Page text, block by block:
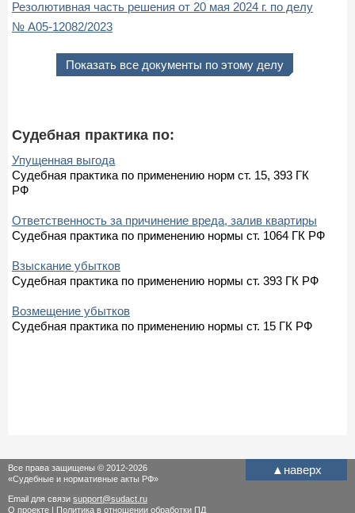
Резолютивная часть решения от 20 мая 2024 г. по делу
№ А05-12082/2023
Показать все документы по этому делу
Судебная практика по:
Упущенная выгода
Судебная практика по применению норм ст. 15, 393 ГК
РФ
Ответственность за причинение вреда, залив квартиры
Судебная практика по применению нормы ст. 1064 ГК РФ
Взыскание убытков
Судебная практика по применению нормы ст. 393 ГК РФ
Возмещение убытков
Судебная практика по применению нормы ст. 15 ГК РФ
▲ наверх
Все права защищены © 2012-2026
«Судебные и нормативные акты РФ»
Email для связи support@sudact.ru
О проекте | Политика в отношении обработки ПД